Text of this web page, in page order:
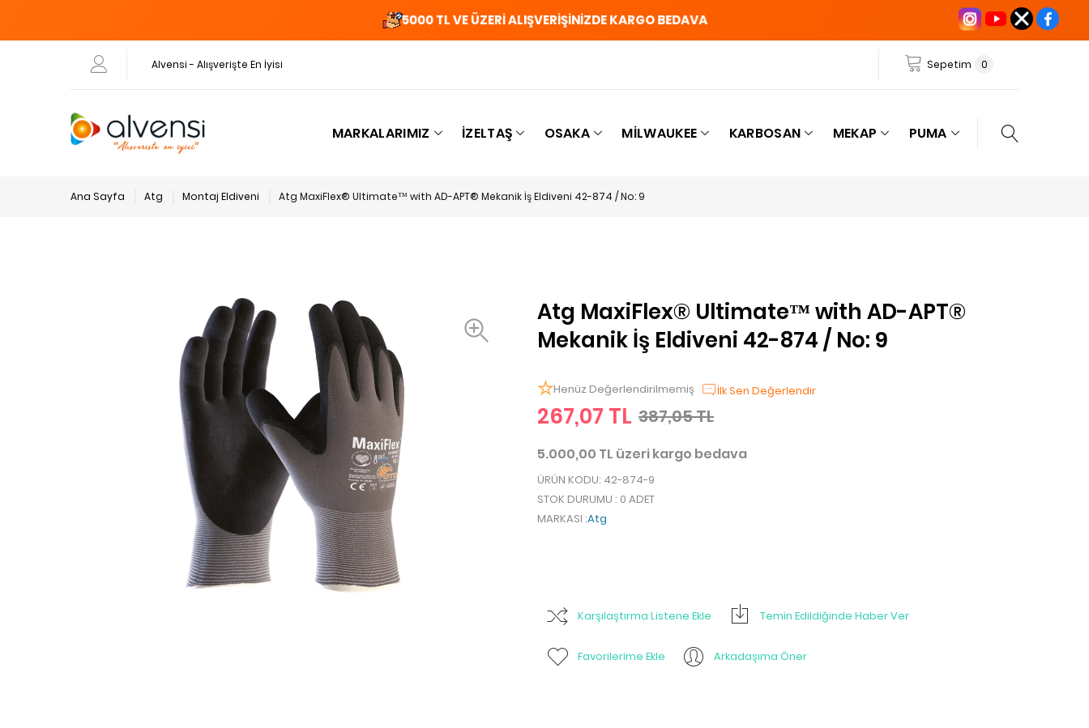
5000 TL VE ÜZERİ ALIŞVERİŞİNİZDE KARGO BEDAVA
Alvensi - Alışverişte En İyisi Sepetim 0
MARKALARIMIZ İZELTAŞ OSAKA MILWAUKEE KARBOSAN MEKAP PUMA
Ana Sayfa Atg Montaj Eldiveni Atg MaxiFlex® Ultimate™ with AD-APT® Mekanik İş Eldiveni 42-874 / No: 9
Atg MaxiFlex® Ultimate™ with AD-APT®
Mekanik İş Eldiveni 42-874 / No: 9
Henüz Değerlendirilmemiş İlk Sen Değerlendir
267,07 TL 387,05 TL
5.000,00 TL üzeri kargo bedava
ÜRÜN KODU: 42-874-9
STOK DURUMU : 0 ADET
MARKASI :Atg
Karşılaştırma Listene Ekle Temin Edildiğinde Haber Ver
Favorilerime Ekle Arkadaşıma Öner